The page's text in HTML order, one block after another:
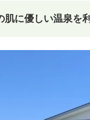
肌に優しい温泉を